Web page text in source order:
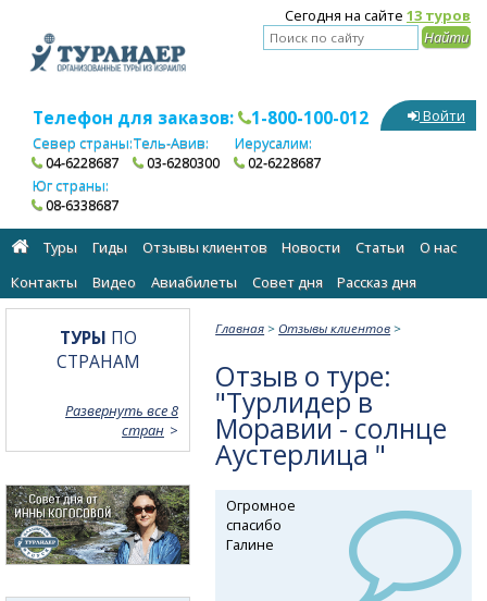
Сегодня на сайте 13 туров
Телефон для заказов: 1-800-100-012
Север страны:
04-6228687
Тель-Авив:
03-6280300
Иерусалим:
02-6228687
Юг страны:
08-6338687
Войти
Туры Гиды Отзывы клиентов Новости Статьи
О нас
Контакты
Видео Авиабилеты Cовет дня Рассказ дня
Главная > Отзывы клиентов >
Отзыв о туре:
"Турлидер в
Моравии - солнце
Аустерлица "
Огромное
спасибо
Галине
ТУРЫ ПО
СТРАНАМ
Развернуть все 8
стран